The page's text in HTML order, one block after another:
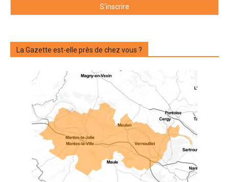
La Gazette est-elle près de chez vous ?